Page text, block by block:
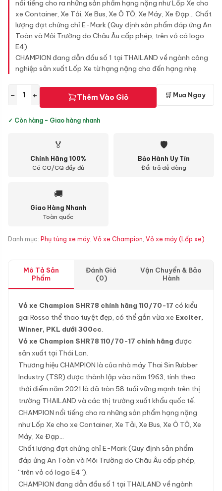
nổi tiếng cho ra những sản phẩm hạng nặng như Lốp Xe cho
xe Container, Xe Tải, Xe Bus, Xe Ô TÔ, Xe Máy, Xe Đạp... Chất
lượng đạt chứng chỉ E-Mark (Quy định sản phẩm đáp ứng An
Toàn và Môi Trường do Châu Âu cấp phép, trên vỏ có logo
E4).
CHAMPION đang dẫn đầu số 1 tại THAILAND về ngành công
nghiệp sản xuất Lốp Xe từ hạng nặng cho đến hạng nhẹ.
− + Thêm Vào Giỏ 🛒 Mua Ngay
✓ Còn hàng - Giao hàng nhanh
🏅
Chính Hãng 100%
Có CO/CQ đầy đủ
🛡
Bảo Hành Uy Tín
Đổi trả dễ dàng
🚚
Giao Hàng Nhanh
Toàn quốc
Danh mục: Phụ tùng xe máy, Vỏ xe Champion, Vỏ xe máy (Lốp xe)
Mô Tả Sản
Phẩm
Đánh Giá
(0)
Vận Chuyển & Bảo
Hành
Vỏ xe Champion SHR78 chính hãng 110/70-17 có kiểu
gai Rosso thể thao tuyệt đẹp, có thể gắn vừa xe Exciter,
Winner, PKL dưới 300cc.
Vỏ xe Champion SHR78 110/70-17 chính hãng được
sản xuất tại Thái Lan.
Thương hiệu CHAMPION là của nhà máy Thai Sin Rubber
Industry (TSR) được thành lập vào năm 1963, tính theo
thời điểm năm 2021 là đã tròn 58 tuổi vững mạnh trên thị
trường THAILAND và các thị trường xuất khẩu quốc tế.
CHAMPION nổi tiếng cho ra những sản phẩm hạng nặng
như Lốp Xe cho xe Container, Xe Tải, Xe Bus, Xe Ô TÔ, Xe
Máy, Xe Đạp…
Chất lượng đạt chứng chỉ E-Mark (Quy định sản phẩm
đáp ứng An Toàn và Môi Trường do Châu Âu cấp phép,
“trên vỏ có logo E4”).
CHAMPION đang dẫn đầu số 1 tại THAILAND về ngành